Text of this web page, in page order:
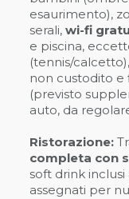
esaurimento),
serali,wi-fi
e piscina,
(tennis/
non custodito e
(previsto
auto, da
Ristorazione:
completa con
soft drink inclusi
assegnati per